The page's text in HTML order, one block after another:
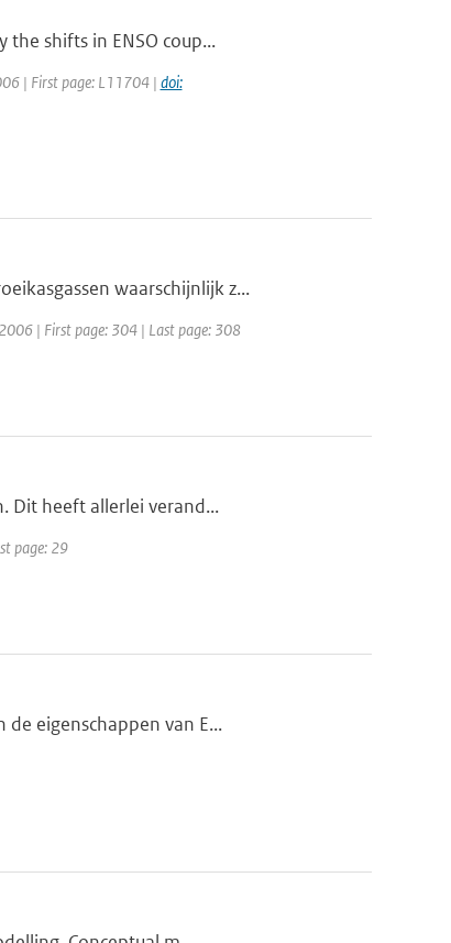
shifts in ENSO coup...
| First page: L11704 | doi:
waarschijnlijk z...
| First page: 304 | Last page: 308
Dit heeft allerlei verand...
page: 29
eigenschappen van E...